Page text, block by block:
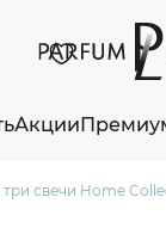
Акции
свечи Home